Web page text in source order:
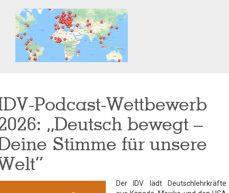
Podcast-Wettbewerb
„Deutsch bewegt –
Stimme für unsere
Der IDV lädt Deutschlehrkräfte